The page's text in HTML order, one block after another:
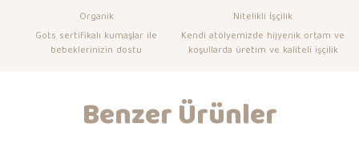
Organik
Gots sertifikalı kumaşlar ile
bebeklerinizin dostu
Nitelikli İşçilik
Kendi atölyemizde hijyenik ortam ve
koşullarda üretim ve kaliteli işçilik
Benzer Ürünler